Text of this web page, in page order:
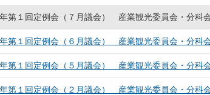
第１回定例会（７月議会） 産業観光委員会・分科
第１回定例会（６月議会） 産業観光委員会・分科
第１回定例会（５月議会） 産業観光委員会・分科
第１回定例会（２月議会） 産業観光委員会・分科